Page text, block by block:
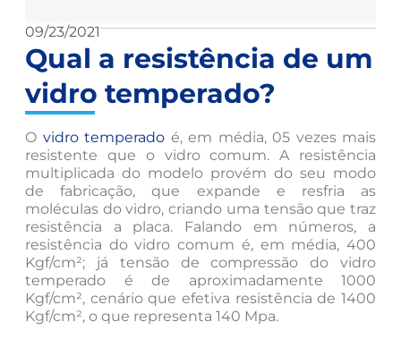
09/23/2021
Qual a resistência de um
vidro temperado?
O vidro temperado é, em média, 05 vezes mais
resistente que o vidro comum. A resistência
multiplicada do modelo provém do seu modo
de fabricação, que expande e resfria as
moléculas do vidro, criando uma tensão que traz
resistência a placa. Falando em números, a
resistência do vidro comum é, em média, 400
Kgf/cm²; já tensão de compressão do vidro
temperado é de aproximadamente 1000
Kgf/cm², cenário que efetiva resistência de 1400
Kgf/cm², o que representa 140 Mpa.